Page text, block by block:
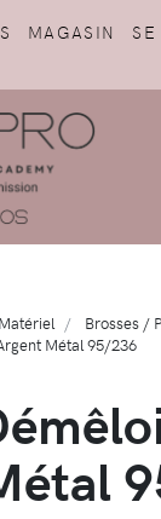
MAGASIN
Matériel
Brosses /
Métal 95/236